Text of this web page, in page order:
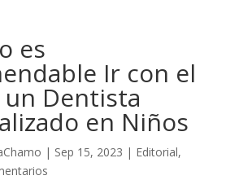
es
Ir con el
un Dentista
en Niños
| Sep 15, 2023 | Editorial,